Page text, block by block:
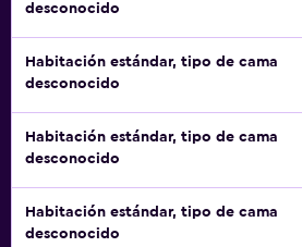
desconocido
Habitación estándar, tipo de cama
desconocido
Habitación estándar, tipo de cama
desconocido
Habitación estándar, tipo de cama
desconocido